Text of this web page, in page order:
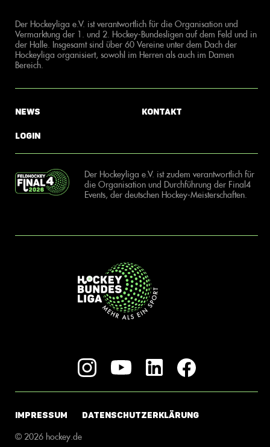
Der Hockeyliga e.V. ist verantwortlich für die Organisation und
Vermarktung der 1. und 2. Hockey-Bundesligen auf dem Feld und in
der Halle. Insgesamt sind über 60 Vereine unter dem Dach der
Hockeyliga organisiert, sowohl im Herren als auch im Damen
Bereich.
News
Login
Kontakt
Der Hockeyliga e.V. ist zudem verantwortlich für
die Organisation und Durchführung der Final4
Events, der deutschen Hockey-Meisterschaften.
IMPRESSUM DATENSCHUTZERKLÄRUNG
© 2026 hockey.de